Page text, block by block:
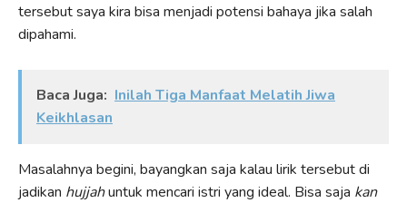
tersebut saya kira bisa menjadi potensi bahaya jika salah
dipahami.
Baca Juga: Inilah Tiga Manfaat Melatih Jiwa
Keikhlasan
Masalahnya begini, bayangkan saja kalau lirik tersebut di
jadikan hujjahuntuk mencari istri yang ideal. Bisa saja kan